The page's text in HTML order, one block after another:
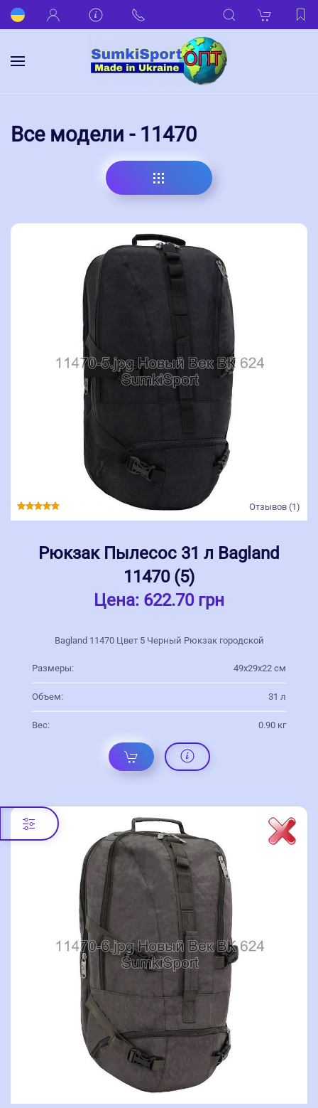
Все модели - 11470
Отзывов (1)
Рюкзак Пылесос 31 л Bagland
11470 (5)
Цена: 622.70 грн
Bagland 11470 Цвет 5 Черный Рюкзак городской
Размеры: 49x29x22 см
Объем: 31 л
Вес: 0.90 кг